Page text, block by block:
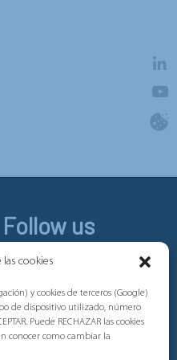
cookies
y cookies de terceros (Google)
de dispositivo utilizado, número
Puede RECHAZAR las cookies
conocer como cambiar la
Follow us
Linkedin
Youtube